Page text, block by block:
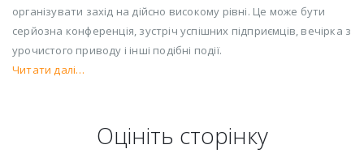
організувати захід на дійсно високому рівні. Це може бути
серйозна конференція, зустріч успішних підприємців, вечірка з
урочистого приводу і інші подібні події.
Читати далі…
Оцініть cторінку